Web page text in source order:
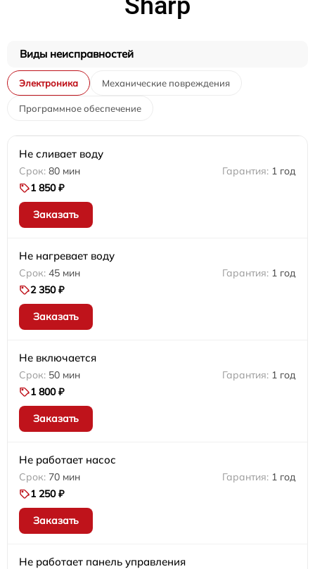
Виды неисправностей
Электроника Механические повреждения
Программное обеспечение
Не сливает воду
80 мин
1 год
1 850 ₽
Заказать
Не нагревает воду
45 мин
1 год
2 350 ₽
Заказать
Не включается
50 мин
1 год
1 800 ₽
Заказать
Не работает насос
70 мин
1 год
1 250 ₽
Заказать
Не работает панель управления